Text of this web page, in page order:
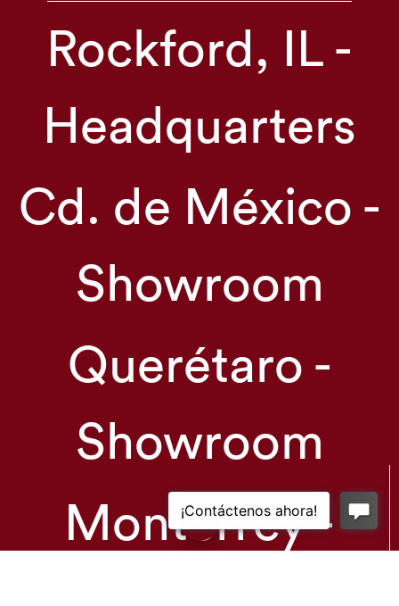
Rockford, IL -
Headquarters
Cd. de México -
Showroom
Querétaro -
Showroom
Monterrey -